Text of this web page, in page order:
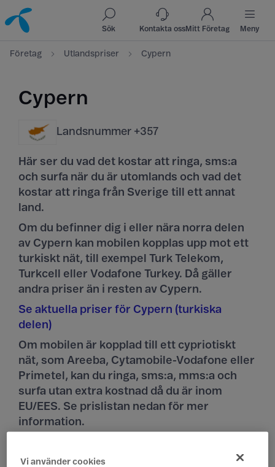
Till innehåll
Till sök
Sök Kontakta ossMitt Företag Meny
Företag Utlandspriser Cypern
Cypern
Landsnummer +357
Här ser du vad det kostar att ringa, sms:a
och surfa när du är utomlands och vad det
kostar att ringa från Sverige till ett annat
land.
Om du befinner dig i eller nära norra delen
av Cypern kan mobilen kopplas upp mot ett
turkiskt nät, till exempel Turk Telekom,
Turkcell eller Vodafone Turkey. Då gäller
andra priser än i resten av Cypern.
Se aktuella priser för Cypern (turkiska
delen)
Om mobilen är kopplad till ett cypriotiskt
nät, som Areeba, Cytamobile-Vodafone eller
Primetel, kan du ringa, sms:a, mms:a och
surfa utan extra kostnad då du är inom
EU/EES. Se prislistan nedan för mer
information.
Vi använder cookies